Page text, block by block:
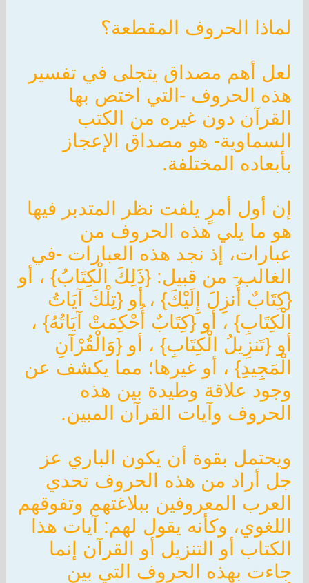
لماذا الحروف المقطعة؟
لعل أهم مصداق يتجلى في تفسير
هذه الحروف -التي اختص بها
القرآن دون غيره من الكتب
السماوية- هو مصداق الإعجاز
بأبعاده المختلفة.
إن أول أمرٍ يلفت نظر المتدبر فيها
هو ما يلي هذه الحروف من
عبارات، إذ نجد هذه العبارات -في
الغالب- من قبيل: {ذَلِكَ الْكِتَابُ} ، أو
{كِتَابٌ أُنزِلَ إِلَيْكَ} ، أو {تِلْكَ آيَاتُ
الْكِتَابِ} ، أو {كِتَابٌ أُحْكِمَتْ آيَاتُهُ} ،
أو {تَنزِيلُ الْكِتَابِ} ، أو {وَالْقُرْآنِ
الْمَجِيدِ} ، أو غيرها؛ مما يكشف عن
وجود علاقة وطيدة بين هذه
الحروف وآيات القرآن المبين.
ويحتمل بقوة أن يكون الباري عز
جل أراد من هذه الحروف تحدي
العرب المعروفين ببلاغتهم وتفوقهم
اللغوي، وكأنه يقول لهم: آيات هذا
الكتاب أو التنزيل أو القرآن إنما
جاءت بهذه الحروف التي بين